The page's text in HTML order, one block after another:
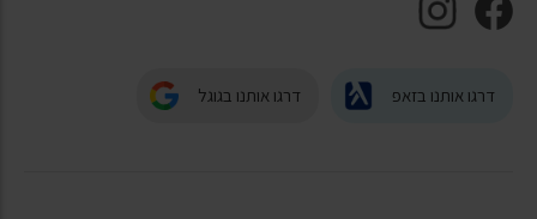
דרגו אותנו בזאפ דרגו אותנו בגוגל